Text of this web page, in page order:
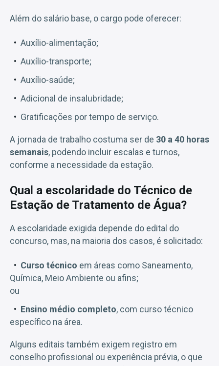
Além do salário base, o cargo pode oferecer:
Auxílio-alimentação;
Auxílio-transporte;
Auxílio-saúde;
Adicional de insalubridade;
Gratificações por tempo de serviço.
A jornada de trabalho costuma ser de 30 a 40 horas
semanais, podendo incluir escalas e turnos,
conforme a necessidade da estação.
Qual a escolaridade do Técnico de
Estação de Tratamento de Água?
A escolaridade exigida depende do edital do
concurso, mas, na maioria dos casos, é solicitado:
Curso técnico em áreas como Saneamento,
Química, Meio Ambiente ou afins;
ou
Ensino médio completo, com curso técnico
específico na área.
Alguns editais também exigem registro em
conselho profissional ou experiência prévia, o que